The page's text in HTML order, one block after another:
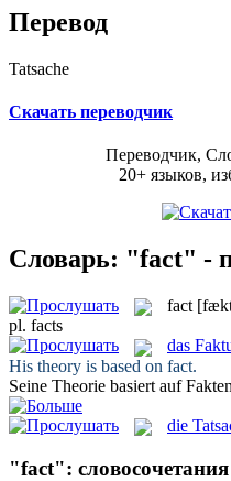
Перевод
Tatsache
Скачать переводчик
Переводчик,
20+ языков,
Словарь: "fact" -
fact
pl. facts
das
His theory is based on fact.
Seine Theorie basiert aufFakten
die
"fact": словосочетания